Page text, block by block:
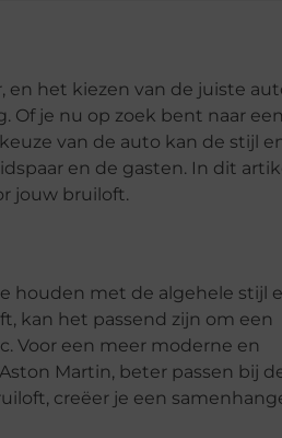
en het kiezen van de juiste
Of je nu op zoek bent naar een
van de auto kan de stijl
en de gasten. In dit
jouw bruiloft.
houden met de algehele stijl
kan het passend zijn om een
Voor een meer moderne en
Martin, beter passen bij
creëer je een